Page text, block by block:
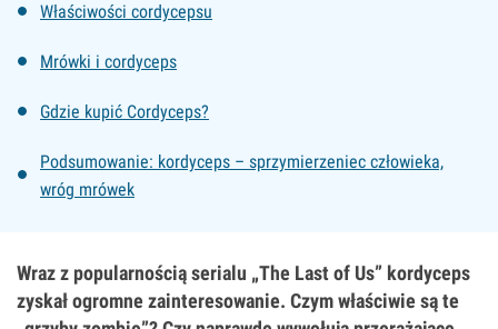
Właściwości cordycepsu
Mrówki i cordyceps
Gdzie kupić Cordyceps?
Podsumowanie: kordyceps – sprzymierzeniec człowieka,
wróg mrówek
Wraz z popularnością serialu „The Last of Us” kordyceps
zyskał ogromne zainteresowanie. Czym właściwie są te